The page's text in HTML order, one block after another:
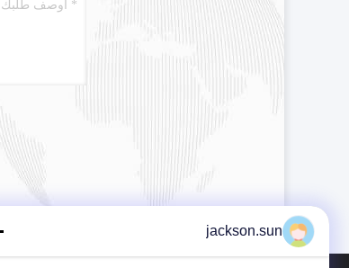
jackson.sun